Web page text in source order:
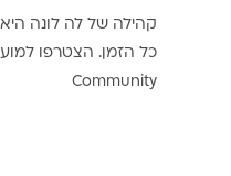
קהילה של לה לונה
כל הזמן. הצטרפו
Community